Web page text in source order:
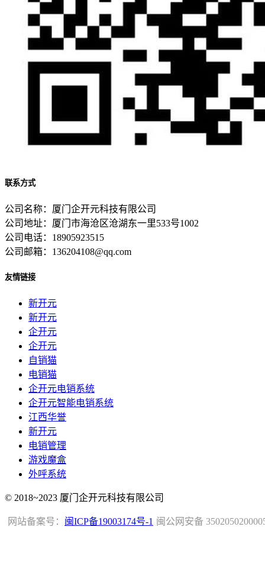
联系方式
公司名称：厦门企开元科技有限公司
公司地址：厦门市海沧区沧湖东一里533号1002
公司电话：18905923515
公司邮箱：136204108@qq.com
友情链接
新开元
新开元
企开元
企开元
自销猫
电销猫
企开元电销系统
企开元智能电销系统
江西华誉
新开元
电销管理
游戏魔盒
外呼系统
© 2018~2023 厦门企开元科技有限公司
闽公网安备
网站备案号： 闽ICP备19003174号-1